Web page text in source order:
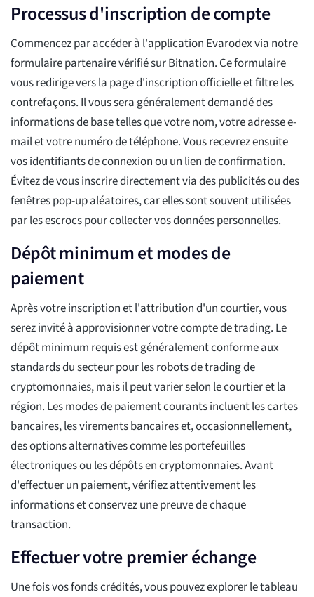
Processus d'inscription de compte
Commencez par accéder à l'application Evarodex via notre
formulaire partenaire vérifié sur Bitnation. Ce formulaire
vous redirige vers la page d'inscription officielle et filtre les
contrefaçons. Il vous sera généralement demandé des
informations de base telles que votre nom, votre adresse e-
mail et votre numéro de téléphone. Vous recevrez ensuite
vos identifiants de connexion ou un lien de confirmation.
Évitez de vous inscrire directement via des publicités ou des
fenêtres pop-up aléatoires, car elles sont souvent utilisées
par les escrocs pour collecter vos données personnelles.
Dépôt minimum et modes de
paiement
Après votre inscription et l'attribution d'un courtier, vous
serez invité à approvisionner votre compte de trading. Le
dépôt minimum requis est généralement conforme aux
standards du secteur pour les robots de trading de
cryptomonnaies, mais il peut varier selon le courtier et la
région. Les modes de paiement courants incluent les cartes
bancaires, les virements bancaires et, occasionnellement,
des options alternatives comme les portefeuilles
électroniques ou les dépôts en cryptomonnaies. Avant
d'effectuer un paiement, vérifiez attentivement les
informations et conservez une preuve de chaque
transaction.
Effectuer votre premier échange
Une fois vos fonds crédités, vous pouvez explorer le tableau